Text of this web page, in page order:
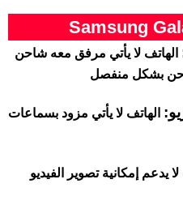
الهاتف لا يأتي مرفق معه شاحن
بشكل منفصل
الهاتف لا يأتي مزود بسماعات
لا يدعم إمكانية تصوير الفيديو